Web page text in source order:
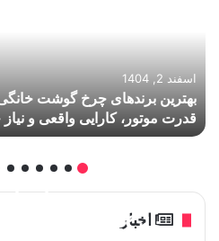
اسفند 2, 1404
بهترین برندهای چرخ گوشت
قدرت موتور، کارایی واقعی و نیاز
اخبار
بهترین برندهای
خانگی کدامند؟